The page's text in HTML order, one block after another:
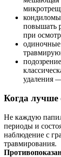
повышать
при
удаления
Когда лучше
Не каждую
периоды и
наблюдение с
травмирования.